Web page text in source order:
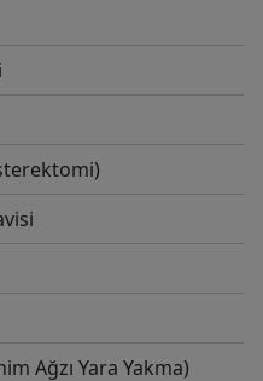
Ağzı Yara Yakma)